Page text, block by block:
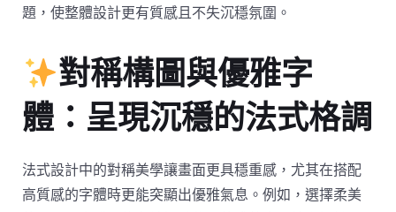
題，使整體設計更有質感且不失沉穩氛圍。
對稱構圖與優雅字
體：呈現沉穩的法式格調
法式設計中的對稱美學讓畫面更具穩重感，尤其在搭配
高質感的字體時更能突顯出優雅氣息。例如，選擇柔美